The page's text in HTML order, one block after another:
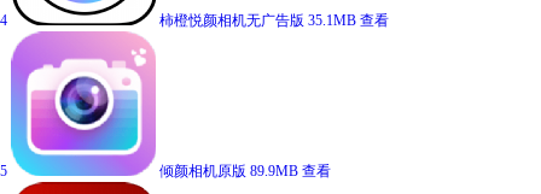
4 柿橙悦颜相机无广告版 35.1MB 查看
5 倾颜相机原版 89.9MB 查看